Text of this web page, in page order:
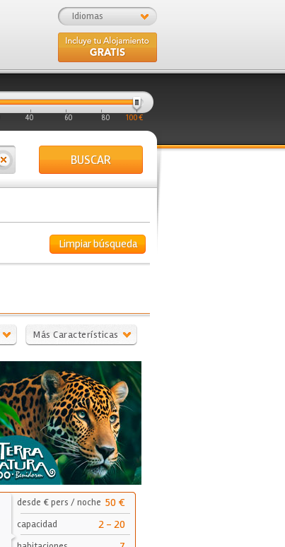
Idiomas
40 60 80 100 €
BUSCAR
Limpiar búsqueda
Más Características
desde € pers / noche 50 €
capacidad 2 - 20